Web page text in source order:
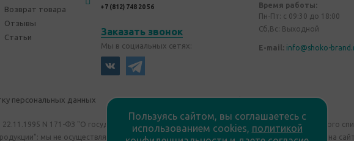
Возврат товара
Отзывы
Статьи
+7 (812) 748 20 56
Заказать звонок
Мы в социальных сетях:
Время работы:
Пн-Пт: с 09:30 до 18:00
Сб,Вс: Выходной
E-mail: info@shoko-
персональных данных Политика конфиденциальности
N 171-ФЗ "О государственном регулировании производства и оборота этилового
мы не осуществляем дистанционную торговлю. Все материалы, размещенные на
Пользуясь сайтом, вы соглашаетесь с
использованием cookies, политикой